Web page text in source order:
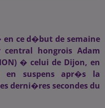
ce d�but de semaine
hongrois Adam
� celui de Dijon, en
en suspens apr�s la
derni�res secondes du